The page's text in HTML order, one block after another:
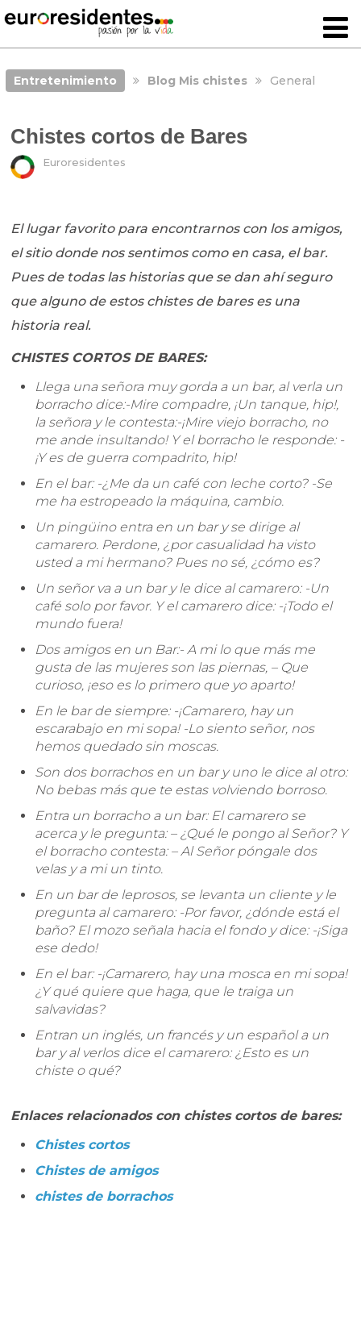
Entretenimiento Blog Mis chistes General
Chistes cortos de Bares
Euroresidentes
El lugar favorito para encontrarnos con los amigos,
el sitio donde nos sentimos como en casa, el bar.
Pues de todas las historias que se dan ahí seguro
que alguno de estos chistes de bares es una
historia real.
CHISTES CORTOS DE BARES:
Llega una señora muy gorda a un bar, al verla un
borracho dice:-Mire compadre, ¡Un tanque, hip!,
la señora y le contesta:-¡Mire viejo borracho, no
me ande insultando! Y el borracho le responde: -
¡Y es de guerra compadrito, hip!
En el bar: -¿Me da un café con leche corto? -Se
me ha estropeado la máquina, cambio.
Un pingüino entra en un bar y se dirige al
camarero. Perdone, ¿por casualidad ha visto
usted a mi hermano? Pues no sé, ¿cómo es?
Un señor va a un bar y le dice al camarero: -Un
café solo por favor. Y el camarero dice: -¡Todo el
mundo fuera!
Dos amigos en un Bar:- A mi lo que más me
gusta de las mujeres son las piernas, – Que
curioso, ¡eso es lo primero que yo aparto!
En le bar de siempre: -¡Camarero, hay un
escarabajo en mi sopa! -Lo siento señor, nos
hemos quedado sin moscas.
Son dos borrachos en un bar y uno le dice al otro:
No bebas más que te estas volviendo borroso.
Entra un borracho a un bar: El camarero se
acerca y le pregunta: – ¿Qué le pongo al Señor? Y
el borracho contesta: – Al Señor póngale dos
velas y a mi un tinto.
En un bar de leprosos, se levanta un cliente y le
pregunta al camarero: -Por favor, ¿dónde está el
baño? El mozo señala hacia el fondo y dice: -¡Siga
ese dedo!
En el bar: -¡Camarero, hay una mosca en mi sopa!
¿Y qué quiere que haga, que le traiga un
salvavidas?
Entran un inglés, un francés y un español a un
bar y al verlos dice el camarero: ¿Esto es un
chiste o qué?
Enlaces relacionados con chistes cortos de bares:
Chistes cortos
Chistes de amigos
chistes de borrachos